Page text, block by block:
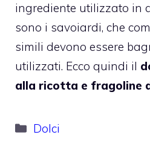
ingrediente utilizzato in
sono i savoiardi, che
simili devono essere
utilizzati. Ecco quindi il
alla ricotta e fragoline
Categorie
Dolci